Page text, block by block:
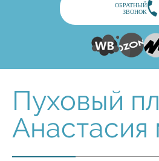
ОБРАТНЫЙ
ЗВОНОК
Пуховый
Анастасия